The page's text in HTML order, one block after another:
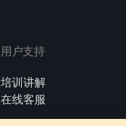
用户支持
培训讲解
在线客服